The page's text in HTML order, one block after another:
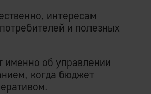
интересам
и полезных
именно об управлении
когда бюджет